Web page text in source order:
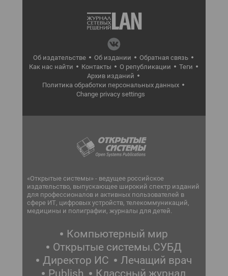
Об издательстве Об издании
Обратная связь
Как нас найти
Контакты О републикации
Теги
Архив изданий
Политика обработки персональных данных
Change privacy settings
«Открытые системы» - ведущее российское
издательство, выпускающее широкий спектр изданий
для профессионалов и активных пользователей в
сфере ИТ, цифровых устройств, телекоммуникаций,
медицины и полиграфии, журналы для детей.
Компьютерный мир
Открытые системы.СУБД
Директор ИС
Лечащий врач
Publish
Классный журнал